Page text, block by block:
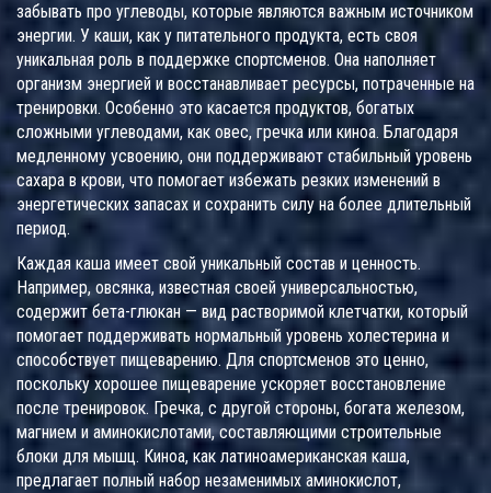
забывать про углеводы, которые являются важным источником
энергии. У каши, как у питательного продукта, есть своя
уникальная роль в поддержке спортсменов. Она наполняет
организм энергией и восстанавливает ресурсы, потраченные на
тренировки. Особенно это касается продуктов, богатых
сложными углеводами, как овес, гречка или киноа. Благодаря
медленному усвоению, они поддерживают стабильный уровень
сахара в крови, что помогает избежать резких изменений в
энергетических запасах и сохранить силу на более длительный
период.
Каждая каша имеет свой уникальный состав и ценность.
Например, овсянка, известная своей универсальностью,
содержит бета-глюкан — вид растворимой клетчатки, который
помогает поддерживать нормальный уровень холестерина и
способствует пищеварению. Для спортсменов это ценно,
поскольку хорошее пищеварение ускоряет восстановление
после тренировок. Гречка, с другой стороны, богата железом,
магнием и аминокислотами, составляющими строительные
блоки для мышц. Киноа, как латиноамериканская каша,
предлагает полный набор незаменимых аминокислот,